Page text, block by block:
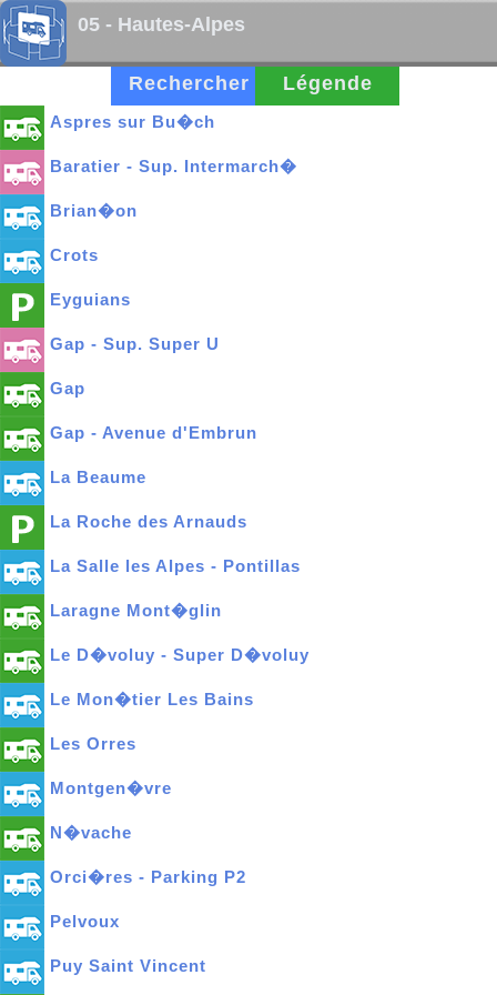
05 - Hautes-Alpes
Rechercher Légende
Aspres sur Bu�ch
Baratier - Sup. Intermarch�
Brian�on
Crots
Eyguians
Gap - Sup. Super U
Gap
Gap - Avenue d'Embrun
La Beaume
La Roche des Arnauds
La Salle les Alpes - Pontillas
Laragne Mont�glin
Le D�voluy - Super D�voluy
Le Mon�tier Les Bains
Les Orres
Montgen�vre
N�vache
Orci�res - Parking P2
Pelvoux
Puy Saint Vincent